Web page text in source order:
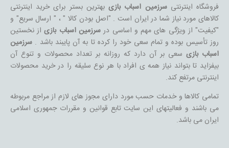
فروشگاه اینترنتیسرزمین اسباب بازیبهترین بستر برای خرید اینترنتی
کالاهای مورد نیاز شما در ایران است . "اصل بودن کالا " ، " ارسال سریع" و
"کیفیت" از ویژگی های مهم و اساسی درسرزمین اسباب بازیاز نخستین
روز تأسیس بوده و تمام سعی خود را کرده تا به آن پایبند باشد .سرزمین
اسباب بازیسعی بر آن دارد که روزانه بر تعداد محصولات و تنوع آن
بیفزاید تا بتواند نیاز همه ی افراد با هر نوع سلیقه را در خرید محصولات
اینترنتی مرتفع کند.
تمامی کالاها و خدمات حسب مورد دارای مجوز های لازم از مراجع مربوطه
می باشند و فعالیتهای این سایت تابع قوانین و مقررات جمهوری اسلامی
ایران می باشد.